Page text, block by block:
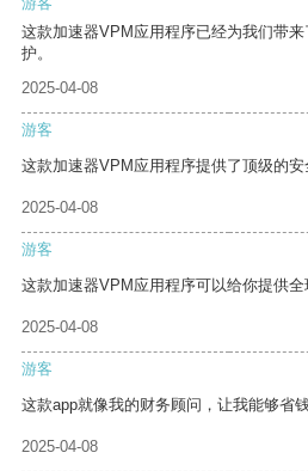
这款加速器VPM应用程序已经为我们带
护。
2025-04-08
游客
这款加速器VPM应用程序提供了顶级的安
2025-04-08
游客
这款加速器VPM应用程序可以给你提供全
2025-04-08
游客
这款app就像我的财务顾问，让我能够省钱
2025-04-08